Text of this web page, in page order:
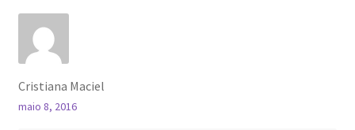
Cristiana Maciel
maio 8, 2016